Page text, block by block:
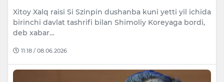
Xitoy Xalq raisi Si Szinpin dushanba kuni yetti yil ichida
birinchi davlat tashrifi bilan Shimoliy Koreyaga bordi,
deb xabar…
11:18 / 08.06.2026